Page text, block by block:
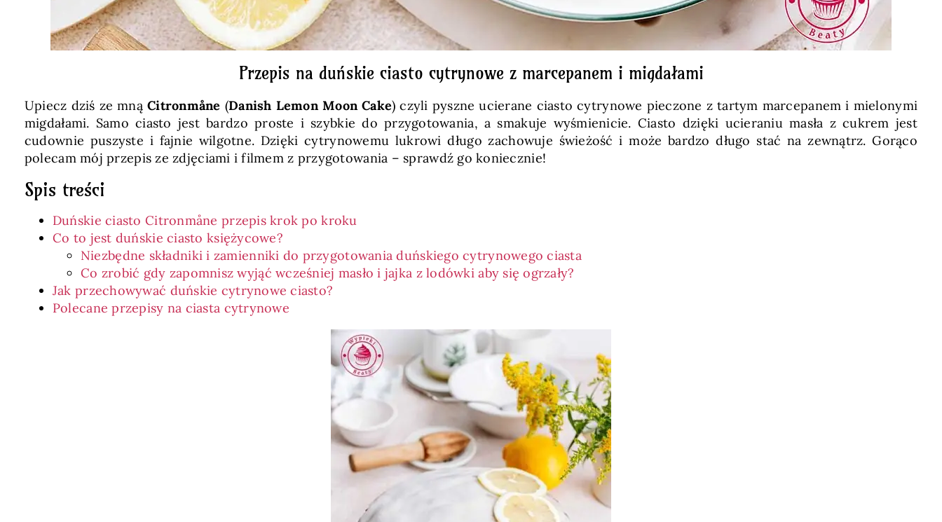
Przepis na duńskie ciasto cytrynowe z marcepanem i migdałami
Upiecz dziś ze mnąCitronmåne (Danish Lemon Moon Cake) czyli pyszne ucierane ciasto cytrynowe pieczone z tartym marcepanem i mielonymi
migdałami. Samo ciasto jest bardzo proste i szybkie do przygotowania, a smakuje wyśmienicie. Ciasto dzięki ucieraniu masła z cukrem jest
cudownie puszyste i fajnie wilgotne. Dzięki cytrynowemu lukrowi długo zachowuje świeżość i może bardzo długo stać na zewnątrz. Gorąco
polecam mój przepis ze zdjęciami i filmem z przygotowania – sprawdź go koniecznie!
Spis treści
Duńskie ciasto Citronmåne przepis krok po kroku
Co to jest duńskie ciasto księżycowe?
Niezbędne składniki i zamienniki do przygotowania duńskiego cytrynowego ciasta
Co zrobić gdy zapomnisz wyjąć wcześniej masło i jajka z lodówki aby się ogrzały?
Jak przechowywać duńskie cytrynowe ciasto?
Polecane przepisy na ciasta cytrynowe